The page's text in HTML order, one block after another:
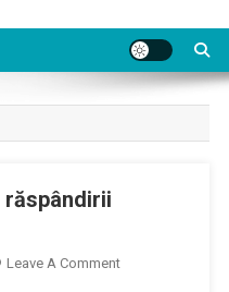
răspândirii
Leave A CommentOn